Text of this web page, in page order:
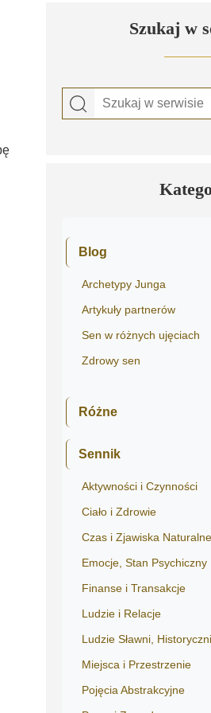
Szukaj w
Blog
Archetypy Junga
Artykuły partnerów
Sen w różnych ujęciach
Zdrowy sen
Różne
Sennik
Aktywności i Czynności
Ciało i Zdrowie
Czas i Zjawiska Naturalne
Emocje, Stan Psychiczny
Finanse i Transakcje
Ludzie i Relacje
Ludzie Sławni, Historyczni
Miejsca i Przestrzenie
Pojęcia Abstrakcyjne